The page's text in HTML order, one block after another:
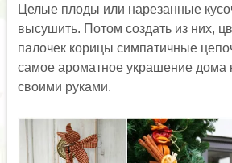
Целые плоды или нарезанные
высушить. Потом создать из них,
палочек корицы симпатичные
самое ароматное украшение дома
своими руками.